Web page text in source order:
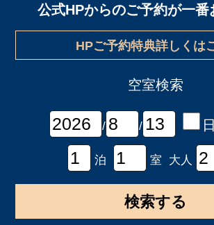
公式HPからのご予約が一番
HPご予約特典詳しくは
空室検索
/ /
泊 室 大人